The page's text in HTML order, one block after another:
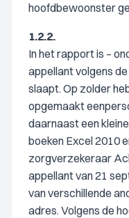
hoofdbewoonster
1.2.2.
In het rapport is –
appellant volgens
slaapt. Op zolder
opgemaakt
daarnaast een
boeken Excel 2010
zorgverzekeraar
appellant van 21
van verschillende
adres. Volgens de